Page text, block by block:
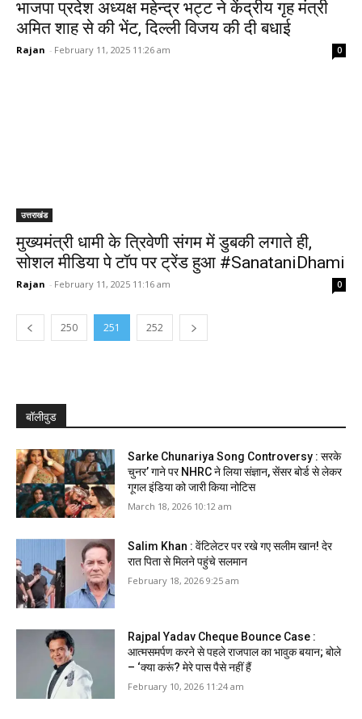
भाजपा प्रदेश अध्यक्ष महेन्द्र भट्ट ने केंद्रीय गृह मंत्री
अमित शाह से की भेंट, दिल्ली विजय की दी बधाई
Rajan - February 11, 2025 11:26 am 0
उत्तराखंड
मुख्यमंत्री धामी के त्रिवेणी संगम में डुबकी लगाते ही,
सोशल मीडिया पे टॉप पर ट्रेंड हुआ #SanataniDhami
Rajan - February 11, 2025 11:16 am 0
250 251 252
बॉलीवुड
Sarke Chunariya Song Controversy : सरके
चुनर’ गाने पर NHRC ने लिया संज्ञान, सेंसर बोर्ड से लेकर
गूगल इंडिया को जारी किया नोटिस
March 18, 2026 10:12 am
Salim Khan : वेंटिलेटर पर रखे गए सलीम खान! देर
रात पिता से मिलने पहुंचे सलमान
February 18, 2026 9:25 am
Rajpal Yadav Cheque Bounce Case :
आत्मसमर्पण करने से पहले राजपाल का भावुक बयान; बोले
– ‘क्या करूं? मेरे पास पैसे नहीं हैं
February 10, 2026 11:24 am